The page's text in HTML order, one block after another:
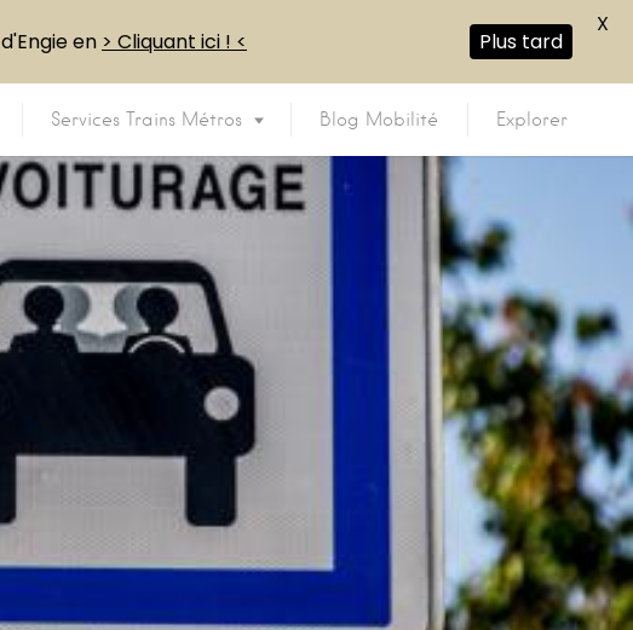
Services Trains Métros Blog Mobilité Explorer
d'Engie en > Cliquant ici ! < Plus tard
X